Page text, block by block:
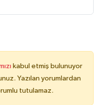
kabul etmiş bulunuyor
Yazılan yorumlardan
tutulamaz.